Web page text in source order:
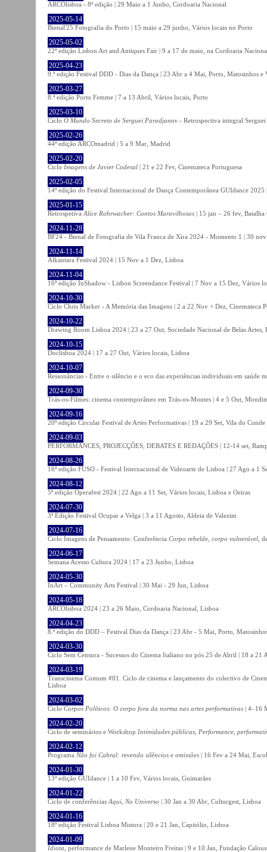
ARCOlisboa - 8ª edição | 29 Maio a 1 Junho, Cordoaria Nacional
2025-05-14
Bienal'25 Fotografia do Porto | 15 maio a 29 junho, Vários locais no Porto
2025-05-02
22ª edição Lisbon Art and Antiques Fair | 9 a 17 de maio, na Cordoaria
2025-04-23
9.ª edição Festival DDD - Dias da Dança | 23 Abr a 4 Mai, Porto, Matosinhos e
2025-03-27
8.ª edição Porto Femme | 7 a 13 Abril, Vários locais, Porto
2025-03-10
Ciclo O Mundo Secreto de Serguei Paradjanov - Retrospectiva integral
2025-02-26
44ª edição ARCOmadrid | 5 a 9 Mar, Madrid
2025-02-20
Ciclo Imagens de Javier Codesal | 21 e 22 Fev, Cinemateca Portuguesa
2025-02-05
14ª edição do Festival Internacional de Dança Contemporânea GUIdance 2025
2025-01-15
Retrospetiva Alice Rohrwacher: Contos Maravilhosos | 15 jan – 26 fev, Batalha
2024-11-28
BF24 - Bienal de Fotografia de Vila Franca de Xira 2024 - Momento 1 | 30
2024-11-14
Alkantara Festival 2024 | 15 Nov a 1 Dez, Lisboa
2024-11-04
16ª edição InShadow - Lisbon Screendance Festival | 7 Nov a 15 Dez, Vários
2024-10-30
Ciclo Chris Marker - A Memória das Imagens | 2 a 22 Nov + Dez, Cinemateca
2024-10-22
Drawing Room Lisboa 2024 | 23 a 27 Out, Sociedade Nacional de Belas Artes,
2024-10-15
Doclisboa 2024 | 17 a 27 Out, Vários locais, Lisboa
2024-10-07
Ressonâncias - Entre o silêncio e o eco das experiências individuais em
2024-09-30
Trás-os-Filmes: cinema contemporâneo em Trás-os-Montes | 4 e 5 Out,
2024-09-16
20ª edição Circular Festival de Artes Performativas | 19 a 29 Set, Vila do Conde
2024-09-03
PERFORMANCES, PROJECÇÕES, DEBATES E REDAÇÕES | 12-14 set,
2024-08-26
16ª edição FUSO - Festival Internacional de Videoarte de Lisboa | 27 Ago a 1
2024-08-12
5ª edição Operafest 2024 | 22 Ago a 11 Set, Vários locais, Lisboa e Oeiras
2024-07-30
3ª Edição Festival Ocupar a Velga | 3 a 11 Agosto, Aldeia de Valezim
2024-07-16
Ciclo Imagens de Pensamento: Conferência Corpo rebelde, corpo vulnerável ,
2024-06-17
Semana Acesso Cultura 2024 | 17 a 23 Junho, Lisboa
2024-05-30
InArt – Community Arts Festival | 30 Mai - 29 Jun, Lisboa
2024-05-18
ARCOlisboa 2024 | 23 a 26 Maio, Cordoaria Nacional, Lisboa
2024-04-23
8.ª edição do DDD – Festival Dias da Dança | 23 Abr - 5 Mai, Porto,
2024-03-30
Ciclo Sem Censura - Sucessos do Cinema Italiano no pós 25 de Abril | 18 a
2024-03-19
Transcinema Comum #01. Ciclo de cinema e lançamento do colectivo de
Lisboa
2024-03-02
Ciclo Corpos Políticos: O corpo fora da norma nas artes performativas | 4–16
2024-02-20
Ciclo de seminários e Workshop Intimidades públicas, Performance,
2024-02-12
Programa Não foi Cabral: revendo silêncios e omissões | 16 Fev a 24 Mai,
2024-01-30
13ª edição GUIdance | 1 a 10 Fev, Vários locais, Guimarães
2024-01-22
Ciclo de conferências Aqui, No Universo | 30 Jan a 30 Abr, Culturgest, Lisboa
2024-01-16
18º edição Festival Lisboa Mistura | 20 e 21 Jan, Capitólio, Lisboa
2024-01-09
Idiota , performance de Marlene Monteiro Freitas | 9 e 10 Jan, Fundação